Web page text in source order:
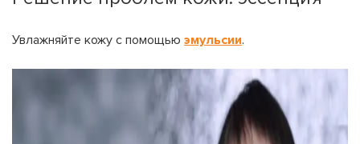
Увлажняйте кожу с помощью эмульсии.